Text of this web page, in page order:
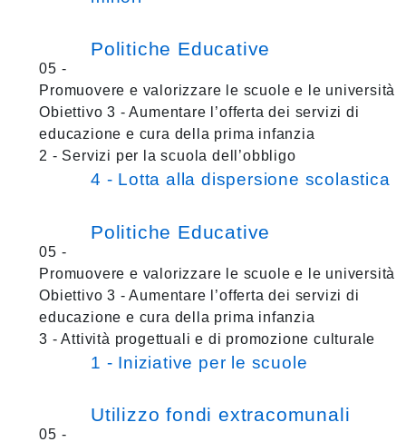
Politiche Educative
05 -
Promuovere e valorizzare le scuole e le università
Obiettivo 3 - Aumentare l’offerta dei servizi di
educazione e cura della prima infanzia
2 - Servizi per la scuola dell’obbligo
4 - Lotta alla dispersione scolastica
Politiche Educative
05 -
Promuovere e valorizzare le scuole e le università
Obiettivo 3 - Aumentare l’offerta dei servizi di
educazione e cura della prima infanzia
3 - Attività progettuali e di promozione culturale
1 - Iniziative per le scuole
Utilizzo fondi extracomunali
05 -